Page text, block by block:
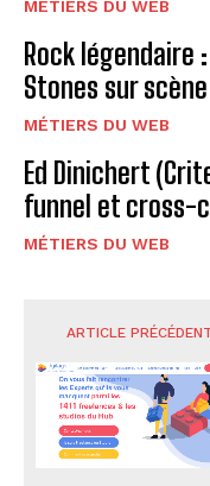
MÉTIERS DU WEB
Rock légendaire
Stones sur
MÉTIERS DU WEB
Ed Dinichert
funnel et cross-
MÉTIERS DU WEB
ARTICLE